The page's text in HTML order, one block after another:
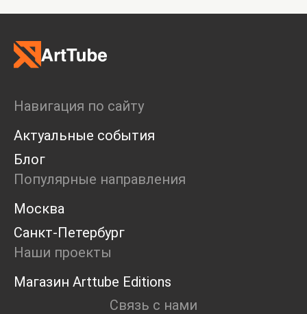
Дискуссия
Пост-релиз
Пресс-конференция
Ярмарка
Open call
Экскурсия
Дискуссия
Cosmoscow 2024
Blazar 2024
Встречи
Круглый стол
Навигация по сайту
Актуальные события
Блог
Популярные направления
Москва
Санкт-Петербург
Наши проекты
Магазин Arttube Editions
Связь с нами